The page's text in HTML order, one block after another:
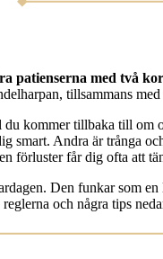
patienserna med två
tillsammans
kommer tillbaka till om
smart. Andra är trånga
förluster får dig ofta att
Den funkar som
och några tips